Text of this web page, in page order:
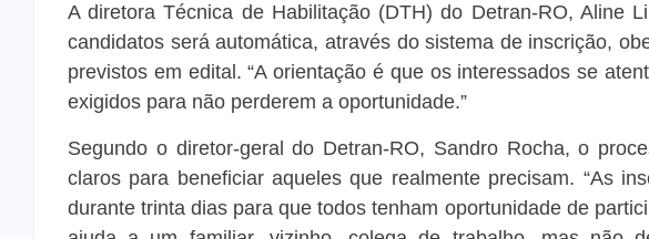
A diretora Técnica de Habilitação (DTH) do Detran-RO, Aline
candidatos será automática, através do sistema de inscrição,
previstos em edital. “A orientação é que os interessados se
exigidos para não perderem a oportunidade.”
Segundo o diretor-geral do Detran-RO, Sandro Rocha, o
claros para beneficiar aqueles que realmente precisam. “As
durante trinta dias para que todos tenham oportunidade de